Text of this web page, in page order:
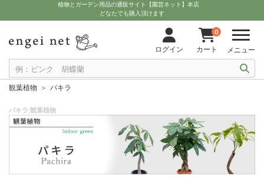
植物とガーデン用品の通販サイト【園芸ネット】本店
どなたでも購入頂けます
ログイン
0
カート メニュー
観葉植物 パキラ
パキラ:観葉植物